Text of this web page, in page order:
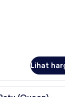
Lihat
Deluxe